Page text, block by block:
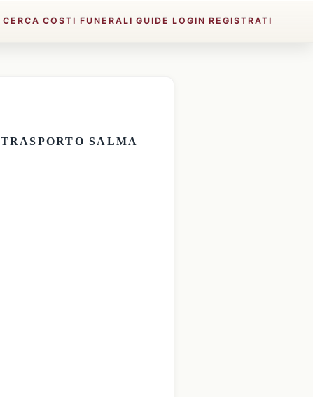
CERCA COSTI FUNERALI GUIDE LOGIN REGISTRATI
TRASPORTO SALMA